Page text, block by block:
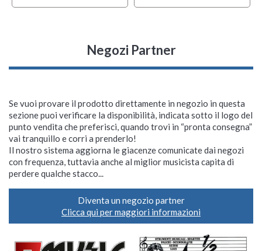
Negozi Partner
Se vuoi provare il prodotto direttamente in negozio in questa
sezione puoi verificare la disponibilità, indicata sotto il logo del
punto vendita che preferisci, quando trovi in “pronta consegna”
vai tranquillo e corri a prenderlo!
Il nostro sistema aggiorna le giacenze comunicate dai negozi
con frequenza, tuttavia anche al miglior musicista capita di
perdere qualche stacco...
Diventa un negozio partner
Clicca qui per maggiori informazioni